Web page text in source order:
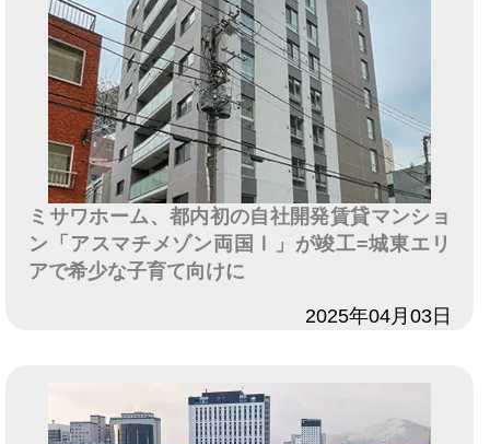
ミサワホーム、都内初の自社開発賃貸マンショ
ン「アスマチメゾン両国Ⅰ」が竣工=城東エリ
アで希少な子育て向けに
2025年04月03日